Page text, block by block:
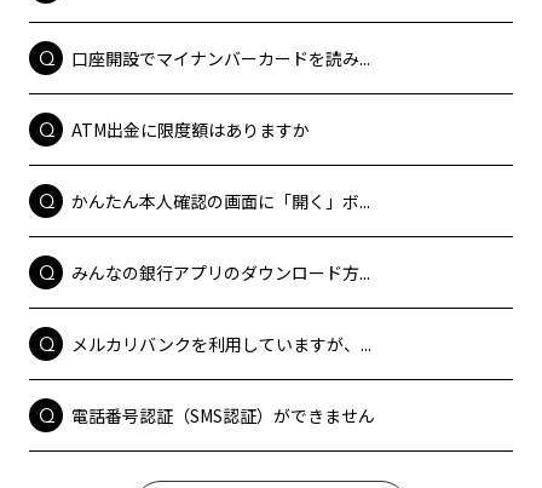
口座開設でマイナンバーカードを読み...
ATM出金に限度額はありますか
かんたん本人確認の画面に「開く」ボ...
みんなの銀行アプリのダウンロード方...
メルカリバンクを利用していますが、...
電話番号認証（SMS認証）ができません